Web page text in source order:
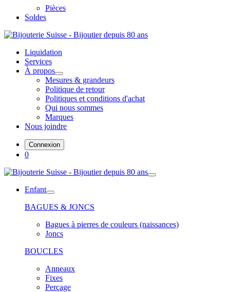
Pièces
Soldes
Liquidation
Services
À propos
Mesures & grandeurs
Politique de retour
Politiques et conditions d'achat
Qui nous sommes
Marques
Nous joindre
Connexion
0
Enfant
BAGUES & JONCS
Bagues à pierres de couleurs (naissances)
Joncs
BOUCLES
Anneaux
Fixes
Perçage